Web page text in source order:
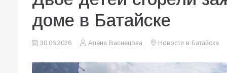
доме в Батайске
30.06.2026 Алена Васнецова Новости в Батайске